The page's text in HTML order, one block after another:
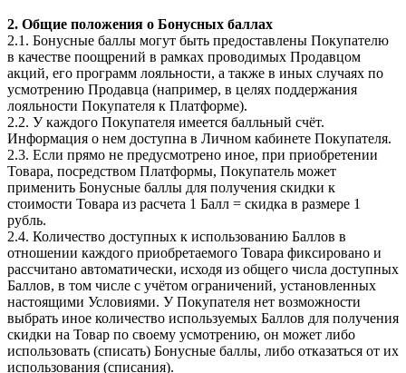
2. Общие положения о Бонусных баллах
2.1. Бонусные баллы могут быть предоставлены Покупателю
в качестве поощрений в рамках проводимых Продавцом
акций, его программ лояльности, а также в иных случаях по
усмотрению Продавца (например, в целях поддержания
лояльности Покупателя к Платформе).
2.2. У каждого Покупателя имеется балльный счёт.
Информация о нем доступна в Личном кабинете Покупателя.
2.3. Если прямо не предусмотрено иное, при приобретении
Товара, посредством Платформы, Покупатель может
применить Бонусные баллы для получения скидки к
стоимости Товара из расчета 1 Балл = скидка в размере 1
рубль.
2.4. Количество доступных к использованию Баллов в
отношении каждого приобретаемого Товара фиксировано и
рассчитано автоматически, исходя из общего числа доступных
Баллов, в том числе с учётом ограничений, установленных
настоящими Условиями. У Покупателя нет возможности
выбрать иное количество используемых Баллов для получения
скидки на Товар по своему усмотрению, он может либо
использовать (списать) Бонусные баллы, либо отказаться от их
использования (списания).